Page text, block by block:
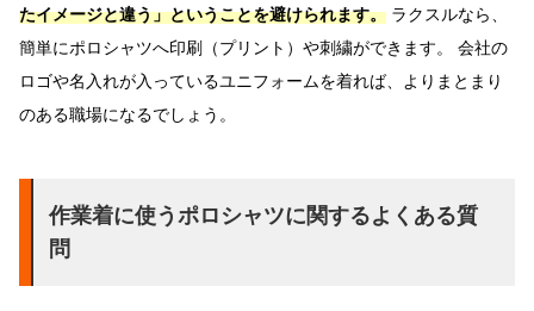
たイメージと違う」ということを避けられます。 ラクスルなら、
簡単にポロシャツへ印刷（プリント）や刺繍ができます。 会社の
ロゴや名入れが入っているユニフォームを着れば、よりまとまり
のある職場になるでしょう。
作業着に使うポロシャツに関するよくある質
問